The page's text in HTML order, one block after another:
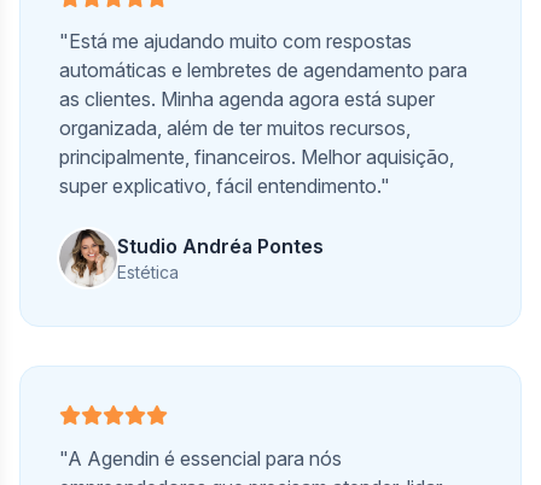
"Está me ajudando muito com respostas
automáticas e lembretes de agendamento para
as clientes. Minha agenda agora está super
organizada, além de ter muitos recursos,
principalmente, financeiros. Melhor aquisição,
super explicativo, fácil entendimento."
Studio Andréa Pontes
Estética
"A Agendin é essencial para nós